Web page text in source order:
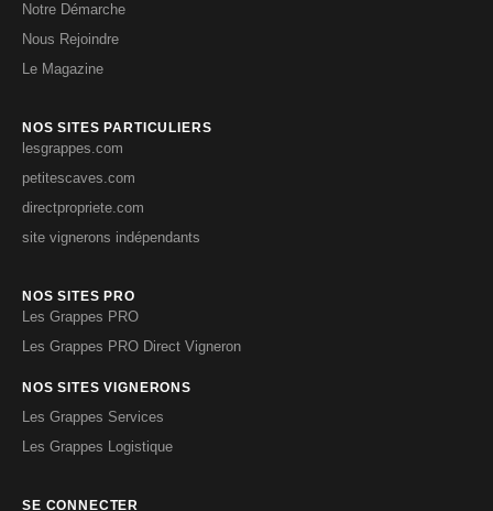
Notre Démarche
Nous Rejoindre
Le Magazine
NOS SITES PARTICULIERS
lesgrappes.com
petitescaves.com
directpropriete.com
site vignerons indépendants
NOS SITES PRO
Les Grappes PRO
Les Grappes PRO Direct Vigneron
NOS SITES VIGNERONS
Les Grappes Services
Les Grappes Logistique
SE CONNECTER